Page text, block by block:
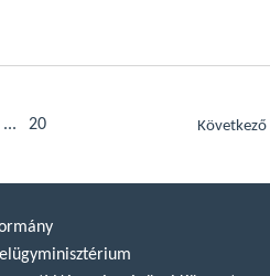
... 20 Következő